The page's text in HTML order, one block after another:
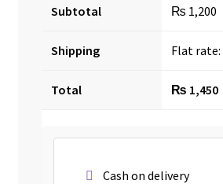
Subtotal ₨ 1,200
Shipping Flat rate:
Total ₨ 1,450
Cash on delivery